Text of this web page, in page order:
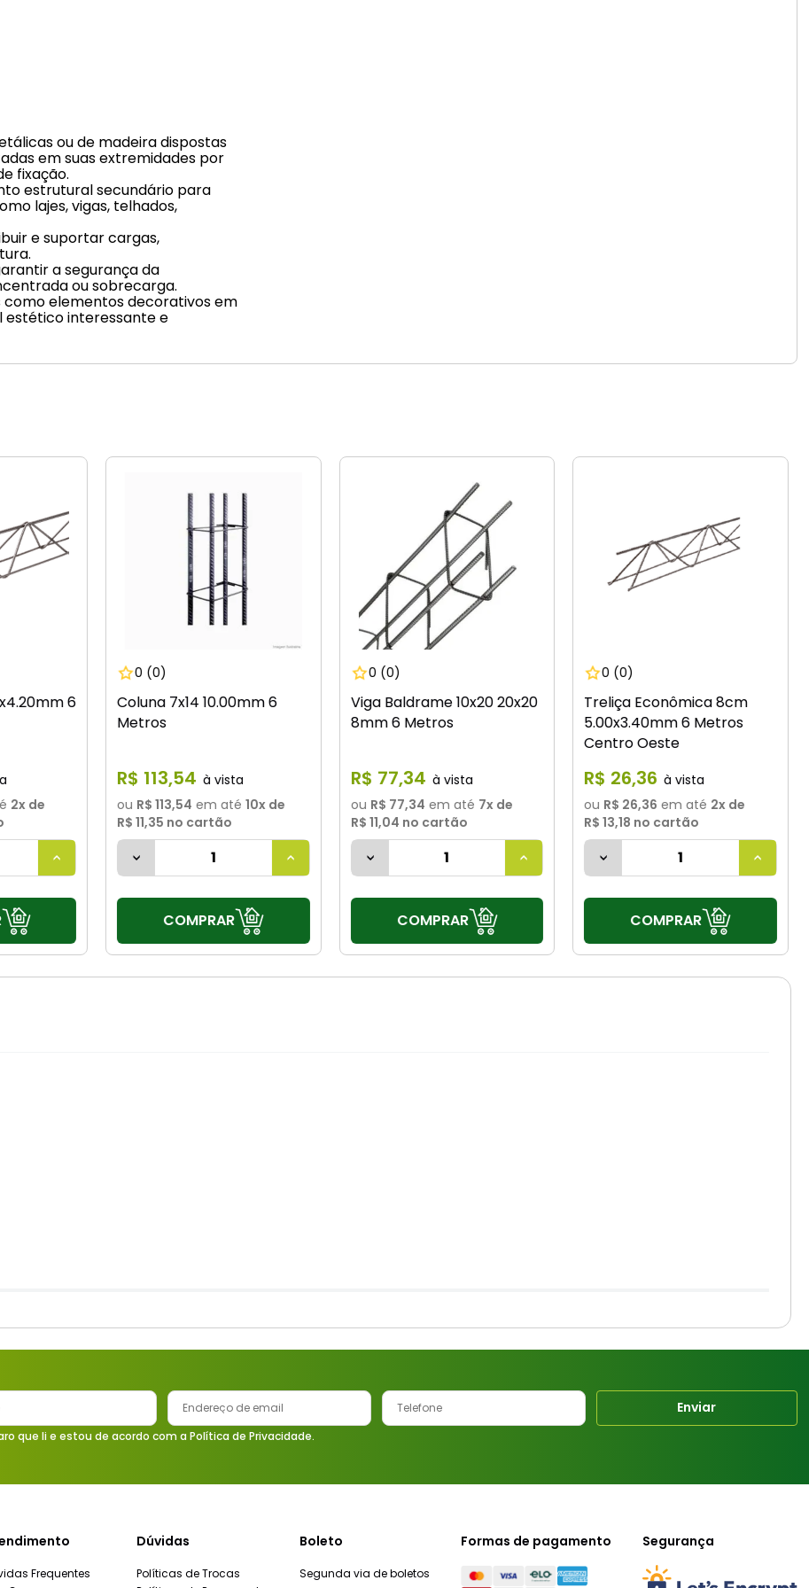
ou de madeira dispostas
em suas extremidades por
fixação.
estrutural secundário para
lajes, vigas, telhados,
e suportar cargas,
a segurança da
ou sobrecarga.
como elementos decorativos em
estético interessante e
6
2x de
0 (0)
Coluna 7x14 10.00mm 6
Metros
R$ 113,54
ou R$ 113,54 em até 10x de
R$ 11,35 no cartão
COMPRAR
0 (0)
Viga Baldrame 10x20 20x20
8mm 6 Metros
R$ 77,34
ou R$ 77,34 em até 7x de
R$ 11,04 no cartão
COMPRAR
0 (0)
Treliça Econômica 8cm
5.00x3.40mm 6 Metros
Centro Oeste
R$ 26,36
ou R$ 26,36 em até 2x de
R$ 13,18 no cartão
COMPRAR
Enviar
que li e estou de acordo com a Política de Privacidade.
Frequentes
Dúvidas
Políticas de Trocas
Boleto
Segunda via de boletos
Formas de pagamento Segurança